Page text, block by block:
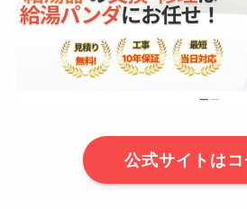
公式サイトはコ